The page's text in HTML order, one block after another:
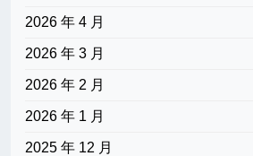
2026 年 4 月
2026 年 3 月
2026 年 2 月
2026 年 1 月
2025 年 12 月